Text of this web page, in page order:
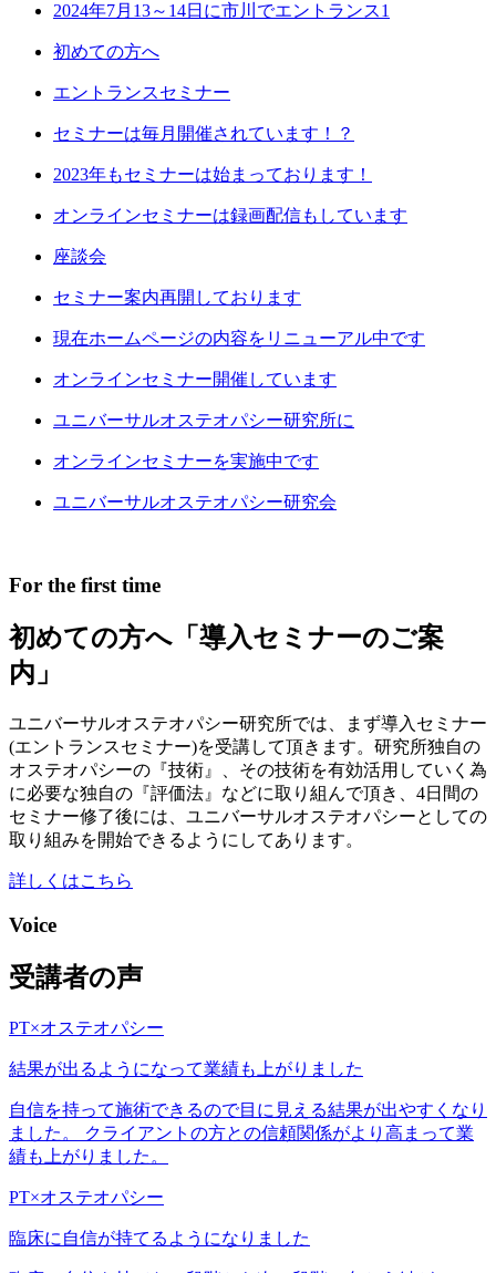
2024年7月13～14日に市川でエントランス1
初めての方へ
エントランスセミナー
セミナーは毎月開催されています！？
2023年もセミナーは始まっております！
オンラインセミナーは録画配信もしています
座談会
セミナー案内再開しております
現在ホームページの内容をリニューアル中です
オンラインセミナー開催しています
ユニバーサルオステオパシー研究所に
オンラインセミナーを実施中です
ユニバーサルオステオパシー研究会
For the first time
初めての方へ 「導入セミナーのご案
内」
ユニバーサルオステオパシー研究所では、まず導入セミナー
(エントランスセミナー)を受講して頂きます。 研究所独自の
オステオパシーの『技術』、その技術を有効活用していく為
に必要な独自の『評価法』などに取り組んで頂き、4日間の
セミナー修了後には、ユニバーサルオステオパシーとしての
取り組みを開始できるようにしてあります。
詳しくはこちら
Voice
受講者の声
PT×オステオパシー
結果が出るようになって業績も上がりました
自信を持って施術できるので目に見える結果が出やすくなり
ました。 クライアントの方との信頼関係がより高まって業
績も上がりました。
PT×オステオパシー
臨床に自信が持てるようになりました